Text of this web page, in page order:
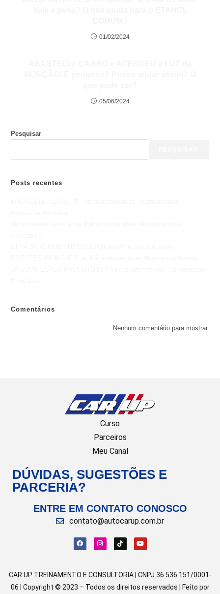
01/02/2024
05/06/2024
Pesquisar
Posts recentes
Comentários
Nenhum comentário para mostrar.
Curso
Parceiros
Meu Canal
DÚVIDAS, SUGESTÕES E
PARCERIA?
ENTRE EM CONTATO CONOSCO
contato@autocarup.com.br
CAR UP TREINAMENTO E CONSULTORIA | CNPJ 36.536.151/0001-
06 | Copyright © 2023 – Todos os direitos reservados | Feito por